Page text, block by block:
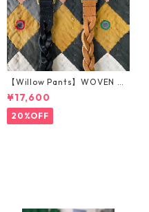
【Willow Pants】WOVEN KE
YHOLDER_BROWN
¥17,600
20%OFF